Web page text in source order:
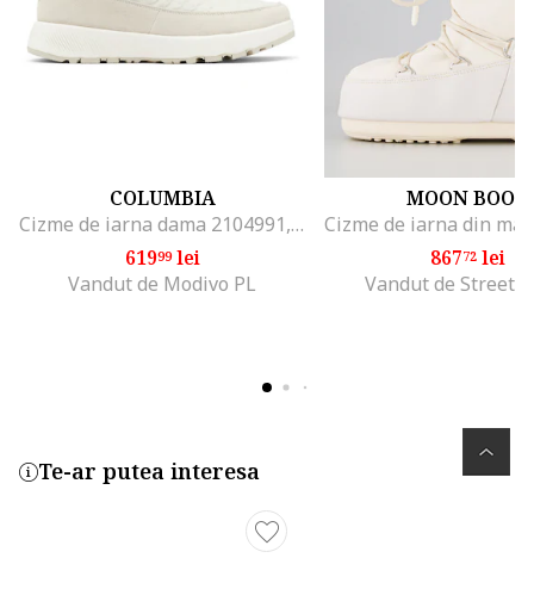
COLUMBIA
Cizme de iarna dama 2104991, Piele naturala, Ecru
61999lei
Vandut de Modivo PL
MOON BOOT
86772lei
Vandut de Street-
Te-ar putea interesa